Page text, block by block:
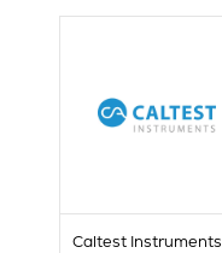
Caltest Instruments